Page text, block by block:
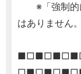
※「強制的
はありません。